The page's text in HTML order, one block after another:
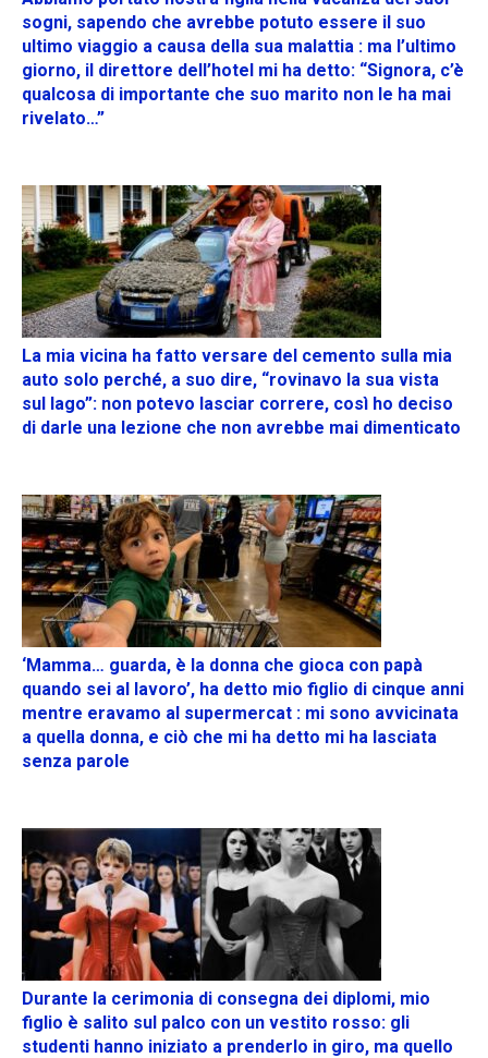
sogni, sapendo che avrebbe potuto essere il suo
ultimo viaggio a causa della sua malattia : ma l’ultimo
giorno, il direttore dell’hotel mi ha detto: “Signora, c’è
qualcosa di importante che suo marito non le ha mai
rivelato…”
La mia vicina ha fatto versare del cemento sulla mia
auto solo perché, a suo dire, “rovinavo la sua vista
sul lago”: non potevo lasciar correre, così ho deciso
di darle una lezione che non avrebbe mai dimenticato
‘Mamma… guarda, è la donna che gioca con papà
quando sei al lavoro’, ha detto mio figlio di cinque anni
mentre eravamo al supermercat : mi sono avvicinata
a quella donna, e ciò che mi ha detto mi ha lasciata
senza parole
Durante la cerimonia di consegna dei diplomi, mio
figlio è salito sul palco con un vestito rosso: gli
studenti hanno iniziato a prenderlo in giro, ma quello